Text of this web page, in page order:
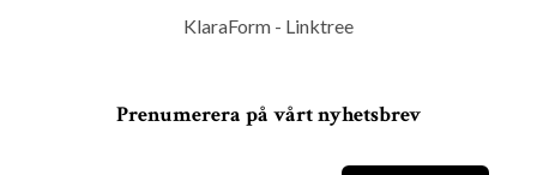
KlaraForm - Linktree
Prenumerera på vårt nyhetsbrev